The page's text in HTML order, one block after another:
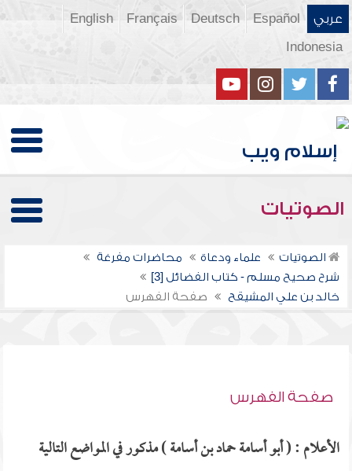
عربي Español
Deutsch
Français
English
Indonesia
الصوتيات
الصوتيات علماء ودعاة
محاضرات مفرغة
شرح صحيح مسلم - كتاب الفضائل [3]
خالد بن علي المشيقح
صفحة الفهرس
صفحة الفهرس
الأعلام : ( أبو أسامة حماد بن أسامة ) مذكور في المواضع التالية